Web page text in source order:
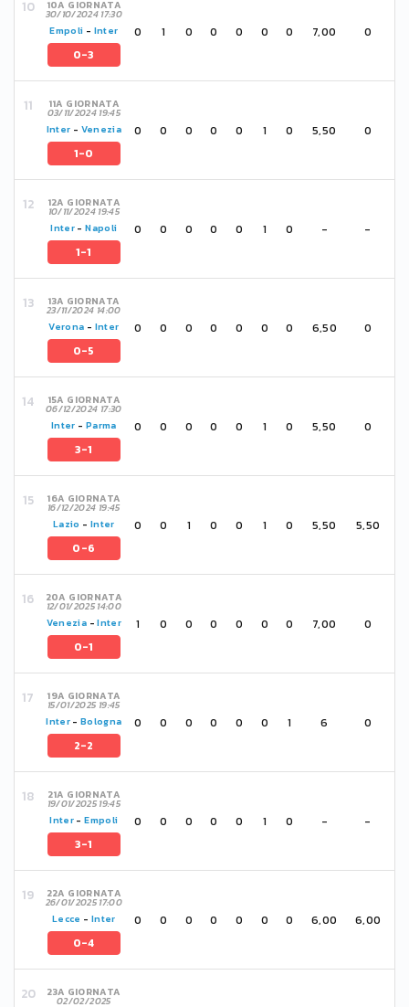
10A GIORNATA
30/10/2024 17:30
Empoli - Inter
0-3
0 1 0 0 0 0 0 7,00 0
11A GIORNATA
03/11/2024 19:45
Inter - Venezia
1-0
0 0 0 0 0 1 0 5,50 0
12A GIORNATA
10/11/2024 19:45
Inter -Napoli
1-1
0 0 0 0 0 1 0 - -
13A GIORNATA
23/11/2024 14:00
Verona - Inter
0-5
0 0 0 0 0 0 0 6,50 0
15A GIORNATA
06/12/2024 17:30
Inter - Parma
3-1
0 0 0 0 0 1 0 5,50 0
16A GIORNATA
16/12/2024 19:45
Lazio - Inter
0-6
0 0 1 0 0 1 0 5,50 5,50
20A GIORNATA
12/01/2025 14:00
Venezia -Inter
0-1
1 0 0 0 0 0 0 7,00 0
19A GIORNATA
15/01/2025 19:45
Inter-Bologna
2-2
0 0 0 0 0 0 1 6 0
21A GIORNATA
19/01/2025 19:45
Inter -Empoli
3-1
0 0 0 0 0 1 0 - -
22A GIORNATA
26/01/2025 17:00
Lecce - Inter
0-4
0 0 0 0 0 0 0 6,00 6,00
23A GIORNATA
02/02/2025